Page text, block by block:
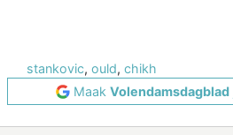
stankovic, ould, chikh
Maak Volendamsdagblad